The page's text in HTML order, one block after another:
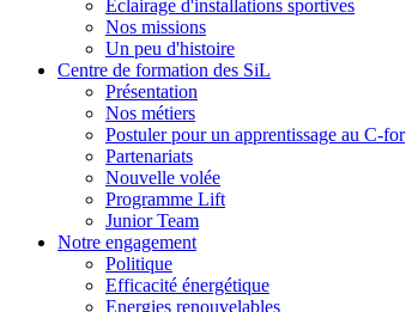
Eclairage d'installations sportives
Nos missions
Un peu d'histoire
Centre de formation des SiL
Présentation
Nos métiers
Postuler pour un apprentissage au C-for
Partenariats
Nouvelle volée
Programme Lift
Junior Team
Notre engagement
Politique
Efficacité énergétique
Energies renouvelables